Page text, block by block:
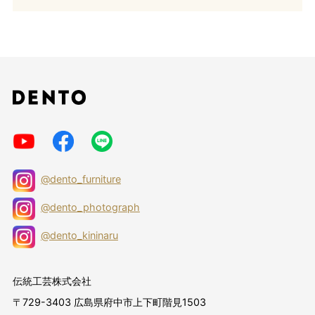
@dento_furniture
@dento_photograph
@dento_kininaru
伝統工芸株式会社
〒729-3403 広島県府中市上下町階見1503